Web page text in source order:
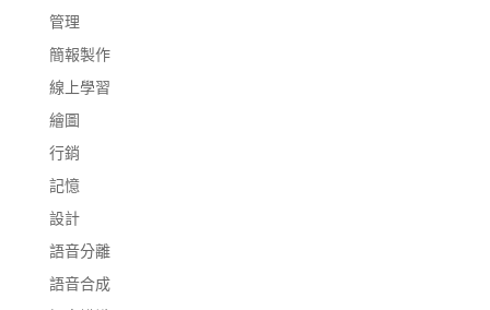
管理
簡報製作
線上學習
繪圖
行銷
記憶
設計
語音分離
語音合成